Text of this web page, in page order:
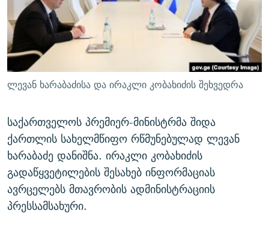
ᲛᲝᲚᲐᲞᲐᲠᲐᲙᲔ ᲢᲔᲥᲡᲢᲔᲑᲘ
ᲨᲘᲜ - ᲣᲪᲮᲝᲔᲗᲨᲘ
ᲚᲘᲢᲔᲠᲐᲢᲣᲠᲣᲚᲘ ᲬᲐᲮᲜᲐᲒᲔᲑᲘ
ᲐᲛᲔᲠᲘᲙᲣᲚᲘ ᲛᲝᲗᲮᲠᲝᲑᲐ
ᲩᲔᲛᲘ ᲡᲘᲙᲕᲓᲘᲚᲘᲡ ᲛᲘᲖᲔᲖᲘᲐ COVID-19
11 ᲬᲔᲚᲘ - 11 ᲐᲛᲑᲐᲕᲘ
ᲡᲐᲞᲐᲠᲚᲐᲛᲔᲜᲢᲝ ᲐᲠᲩᲔᲕᲜᲔᲑᲘᲡ ᲘᲡᲢᲝᲠᲘᲐ
ᲑᲐᲕᲨᲕᲔᲑᲘ ᲞᲠᲝᲡᲢᲘᲢᲣᲪᲘᲐᲨᲘ - ᲐᲛᲝᲣᲗᲥᲛᲔᲚᲘ ᲐᲛᲑᲐᲕᲘ
ᲐᲒᲕᲘᲡᲢᲝᲡ ᲝᲛᲘ
ПРИВЕТ ᲙᲣᲚᲢᲣᲠᲐ
ᲒᲐᲛᲝᲘᲬᲔᲠᲔ
რთე/რთ-ის ყველა საიტი
ლევან ხარაბაძისა და ირაკლი კობახიძის შეხვედრა
საქართველოს პრემიერ-მინისტრმა შიდა
ქართლის სახელმწიფო რწმუნებულად ლევან
ხარაბაძე დანიშნა. ირაკლი კობახიძის
გადაწყვეტილების შესახებ ინფორმაციას
ავრცელებს მთავრობის ადმინისტრაციის
პრესსამსახური.